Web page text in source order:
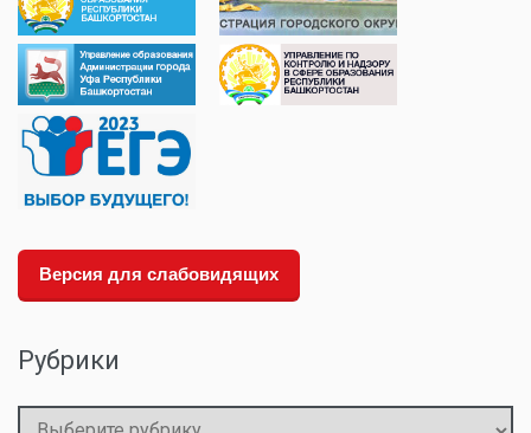
Версия для слабовидящих
Рубрики
Рубрики